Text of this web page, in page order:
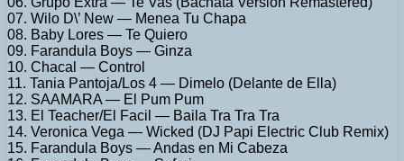
07. Wilo D\’ New — Menea Tu Chapa
08. Baby Lores — Te Quiero
09. Farandula Boys — Ginza
10. Chacal — Control
11. Tania Pantoja/Los 4 — Dimelo (Delante de Ella)
12. SAAMARA — El Pum Pum
13. El Teacher/El Facil — Baila Tra Tra Tra
14. Veronica Vega — Wicked (DJ Papi Electric Club Remix)
15. Farandula Boys — Andas en Mi Cabeza